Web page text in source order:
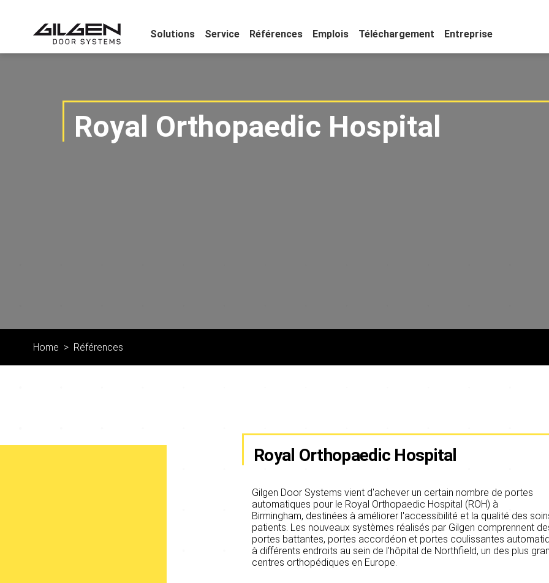
Solutions Service Références Emplois Téléchargement Entreprise
Royal Orthopaedic Hospital
Home Références
Royal Orthopaedic Hospital
Gilgen Door Systems vient d'achever un certain nombre de portes
automatiques pour le Royal Orthopaedic Hospital (ROH) à
Birmingham, destinées à améliorer l'accessibilité et la qualité des
patients. Les nouveaux systèmes réalisés par Gilgen comprennent
portes battantes, portes accordéon et portes coulissantes
à différents endroits au sein de l'hôpital de Northfield, un des plus
centres orthopédiques en Europe.